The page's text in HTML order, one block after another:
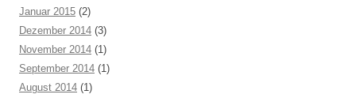
Januar 2015 (2)
Dezember 2014 (3)
November 2014 (1)
September 2014 (1)
August 2014 (1)